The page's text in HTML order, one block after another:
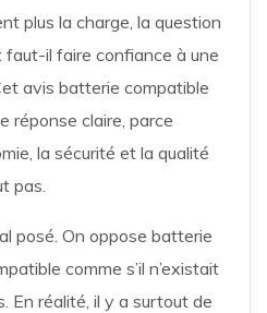
plus la charge, la question
faut-il faire confiance à une
avis batterie compatible
réponse claire, parce
la sécurité et la qualité
pas.
posé. On oppose batterie
comme s’il n’existait
En réalité, il y a surtout de